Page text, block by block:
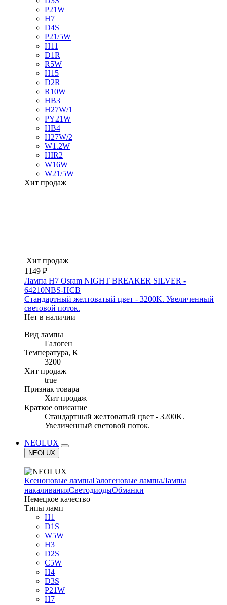
P21W
H7
D4S
P21/5W
H11
D1R
R5W
H15
D2R
R10W
HB3
H27W/1
PY21W
HB4
H27W/2
W1.2W
HIR2
W16W
W21/5W
Хит продаж
Хит продаж
1149 ₽
Лампа H7 Osram NIGHT BREAKER SILVER -
64210NBS-HCB
Стандартный желтоватый цвет - 3200K. Увеличенный
световой поток.
Нет в наличии
Вид лампы
Галоген
Температура, К
3200
Хит продаж
true
Признак товара
Хит продаж
Краткое описание
Стандартный желтоватый цвет - 3200K.
Увеличенный световой поток.
NEOLUX
NEOLUX
Ксеноновые лампыГалогеновые лампыЛампы
накаливанияСветодиодыОбманки
Немецкое качество
Типы ламп
H1
D1S
W5W
H3
D2S
C5W
H4
D3S
P21W
H7